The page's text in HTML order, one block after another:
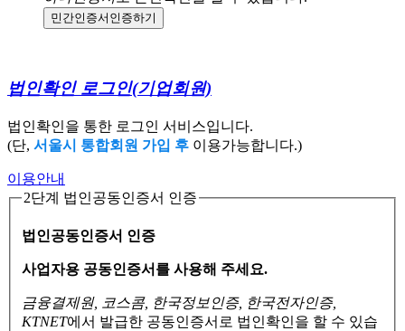
민간인증서 인증하기
법인확인 로그인(기업회원)
법인확인을 통한 로그인 서비스입니다.
(단, 서울시 통합회원 가입 후 이용가능합니다.)
이용안내
2단계 법인공동인증서 인증
법인공동인증서 인증
사업자용 공동인증서를 사용해 주세요.
금융결제원, 코스콤, 한국정보인증, 한국전자인증,
KTNET에서 발급한 공동인증서로 법인확인을 할 수 있습